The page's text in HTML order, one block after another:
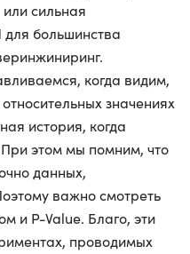
сильная
большинства
когда видим,
значениях
история, когда
этом мы помним, что
данных,
важно смотреть
и P-Value. Благо, эти
проводимых